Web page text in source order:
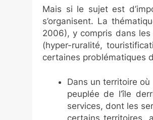
Mais si le sujet est
s’organisent. La
2006), y compris dans
(hyper-ruralité,
certaines problématiques
Dans un territoire
peuplée de l’île
services, dont les